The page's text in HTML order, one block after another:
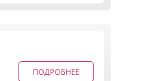
ПОДРОБНЕЕ